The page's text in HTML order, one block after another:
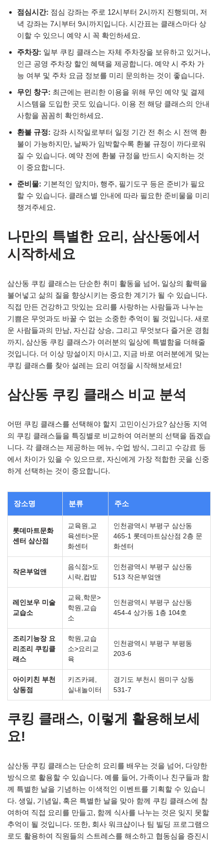
점심시간: 점심 강좌는 주로 12시부터 2시까지 진행되며, 저
녁 강좌는 7시부터 9시까지입니다. 시간표는 클래스마다 상
이할 수 있으니 예약 시 꼭 확인하세요.
주차장: 일부 쿠킹 클래스는 자체 주차장을 보유하고 있거나,
인근 공영 주차장 할인 혜택을 제공합니다. 예약 시 주차 가
능 여부 및 주차 요금 정보를 미리 문의하는 것이 좋습니다.
무인 창구: 최근에는 편리한 이용을 위해 무인 예약 및 결제
시스템을 도입한 곳도 있습니다. 이용 전 해당 클래스의 안내
사항을 꼼꼼히 확인하세요.
환불 규정: 강좌 시작일로부터 일정 기간 전 취소 시 전액 환
불이 가능하지만, 날짜가 임박할수록 환불 규정이 까다로워
질 수 있습니다. 예약 전에 환불 규정을 반드시 숙지하는 것
이 중요합니다.
준비물: 기본적인 앞치마, 행주, 필기도구 등은 준비가 필요
할 수 있습니다. 클래스별 안내에 따라 필요한 준비물을 미리
챙겨주세요.
나만의 특별한 요리, 삼산동에서
시작하세요
삼산동 쿠킹 클래스는 단순한 취미 활동을 넘어, 일상의 활력을
불어넣고 삶의 질을 향상시키는 중요한 계기가 될 수 있습니다.
직접 만든 건강하고 맛있는 요리를 사랑하는 사람들과 나누는
기쁨은 무엇과도 바꿀 수 없는 소중한 추억이 될 것입니다. 새로
운 사람들과의 만남, 자신감 상승, 그리고 무엇보다 즐거운 경험
까지, 삼산동 쿠킹 클래스가 여러분의 일상에 특별함을 더해줄
것입니다. 더 이상 망설이지 마시고, 지금 바로 여러분에게 맞는
쿠킹 클래스를 찾아 설레는 요리 여정을 시작해보세요!
삼산동 쿠킹 클래스 비교 분석
어떤 쿠킹 클래스를 선택해야 할지 고민이신가요? 삼산동 지역
의 쿠킹 클래스들을 특징별로 비교하여 여러분의 선택을 돕겠습
니다. 각 클래스는 제공하는 메뉴, 수업 방식, 그리고 수강료 등
에서 차이가 있을 수 있으므로, 자신에게 가장 적합한 곳을 신중
하게 선택하는 것이 중요합니다.
장소명 분류 주소
롯데마트문화
센터 삼산점
교육원,교
육센터>문
화센터
인천광역시 부평구 삼산동
465-1 롯데마트삼산점 2층 문
화센터
작은부엌앤
음식점>도
시락,컵밥
인천광역시 부평구 삼산동
513 작은부엌앤
레인보우 미술
교습소
교육,학문>
학원,교습
소
인천광역시 부평구 삼산동
454-4 상가동 1층 104호
조리기능장 요
리조리 쿠킹클
래스
학원,교습
소>요리교
육
인천광역시 부평구 부평동
203-6
아이키친 부천
상동점
키즈카페,
실내놀이터
경기도 부천시 원미구 상동
531-7
쿠킹 클래스, 이렇게 활용해보세
요!
삼산동 쿠킹 클래스는 단순히 요리를 배우는 것을 넘어, 다양한
방식으로 활용할 수 있습니다. 예를 들어, 가족이나 친구들과 함
께 특별한 날을 기념하는 이색적인 이벤트를 기획할 수 있습니
다. 생일, 기념일, 혹은 특별한 날을 맞아 함께 쿠킹 클래스에 참
여하여 직접 요리를 만들고, 함께 식사를 나누는 것은 잊지 못할
추억이 될 것입니다. 또한, 회사 워크샵이나 팀 빌딩 프로그램으
로도 활용하여 직원들의 스트레스를 해소하고 협동심을 증진시